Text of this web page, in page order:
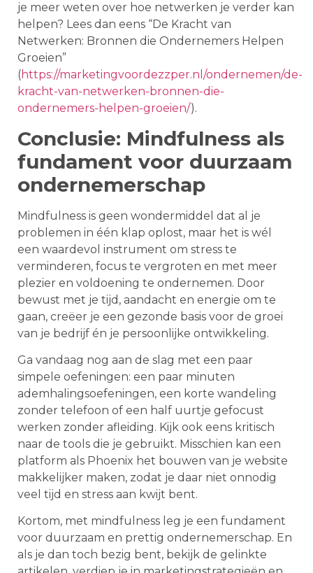
je meer weten over hoe netwerken je verder kan
helpen? Lees dan eens “De Kracht van
Netwerken: Bronnen die Ondernemers Helpen
Groeien”
(https://marketingvoordezzper.nl/ondernemen/de-
kracht-van-netwerken-bronnen-die-
ondernemers-helpen-groeien/).
Conclusie: Mindfulness als
fundament voor duurzaam
ondernemerschap
Mindfulness is geen wondermiddel dat al je
problemen in één klap oplost, maar het is wél
een waardevol instrument om stress te
verminderen, focus te vergroten en met meer
plezier en voldoening te ondernemen. Door
bewust met je tijd, aandacht en energie om te
gaan, creëer je een gezonde basis voor de groei
van je bedrijf én je persoonlijke ontwikkeling.
Ga vandaag nog aan de slag met een paar
simpele oefeningen: een paar minuten
ademhalingsoefeningen, een korte wandeling
zonder telefoon of een half uurtje gefocust
werken zonder afleiding. Kijk ook eens kritisch
naar de tools die je gebruikt. Misschien kan een
platform als Phoenix het bouwen van je website
makkelijker maken, zodat je daar niet onnodig
veel tijd en stress aan kwijt bent.
Kortom, met mindfulness leg je een fundament
voor duurzaam en prettig ondernemerschap. En
als je dan toch bezig bent, bekijk de gelinkte